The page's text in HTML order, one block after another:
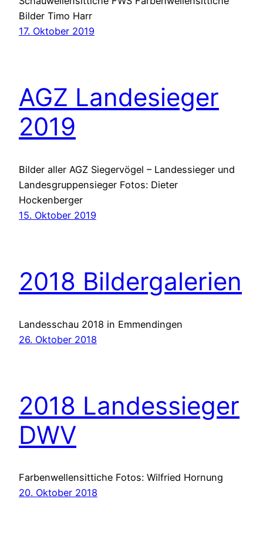
Bilder Timo Harr
17. Oktober 2019
AGZ Landesieger
2019
Bilder aller AGZ Siegervögel – Landessieger und
Landesgruppensieger Fotos: Dieter
Hockenberger
15. Oktober 2019
2018 Bildergalerien
Landesschau 2018 in Emmendingen
26. Oktober 2018
2018 Landessieger
DWV
Farbenwellensittiche Fotos: Wilfried Hornung
20. Oktober 2018